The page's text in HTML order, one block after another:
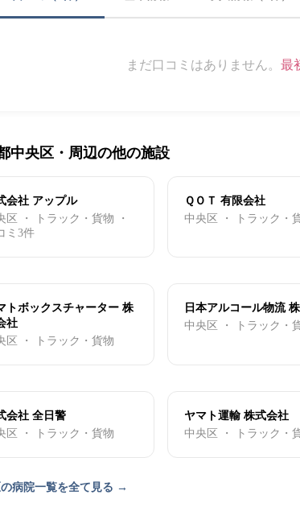
まだ口コミはありません。 最
中央区・周辺の他の施設
会社 アップル
区 ・ トラック・貨物 ・
ミ3件
ＱＯＴ 有限会社
中央区 ・ トラック・
トボックスチャーター 株
社
区 ・ トラック・貨物
日本アルコール物流
中央区 ・ トラック・
会社 全日警
区 ・ トラック・貨物
ヤマト運輸 株式会社
中央区 ・ トラック・
病院一覧を全て見る →